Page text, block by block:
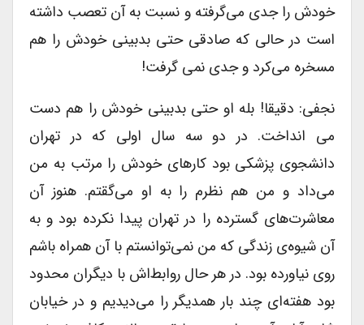
خودش را جدی می‌گرفته و نسبت به آن تعصب داشته
است در حالی که صادقی حتی بدبینی خودش را هم
مسخره می‌کرد و جدی نمی گرفت!
نجفی: دقیقا! بله او حتی بدبینی خودش را هم دست
می انداخت. در دو سه سال اولی که در تهران
دانشجوی پزشکی بود کارهای خودش را مرتب به من
می‌داد و من هم نظرم را به او می‌گقتم. هنوز آن
معاشرت‌های گسترده را در تهران پیدا نکرده بود و به
آن شیوه‌ی زندگی که من نمی‌توانستم با آن همراه باشم
روی نیاورده بود. در هر حال روابط‌اش با دیگران محدود
بود هفته‌ای چند بار همدیگر را می‌دیدیم و در خیابان